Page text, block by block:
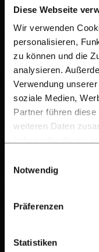
Diese Webseite
Wir verwenden
personalisieren,
zu können und die
analysieren.
Verwendung
soziale Medien,
Partner führen
weiteren Daten
Notwendig
Präferenzen
Statistiken
Persönliche
Fragen zur
Senden Sie uns
Ihnen sofort mit
Projekt zum
einfach Ihren
[Senden Sie eine